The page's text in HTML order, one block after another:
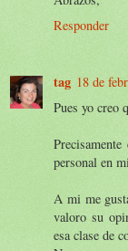
Responder
tag 18 de
Pues yo creo
personal en
A mi me
valoro su
esa clase de